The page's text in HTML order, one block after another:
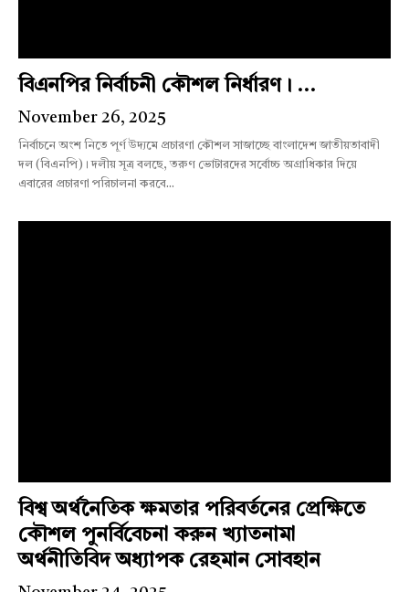
বিএনপির নির্বাচনী কৌশল নির্ধারণ। ...
November 26, 2025
নির্বাচনে অংশ নিতে পূর্ণ উদ্যমে প্রচারণা কৌশল সাজাচ্ছে বাংলাদেশ জাতীয়তাবাদী
দল (বিএনপি)। দলীয় সূত্র বলছে, তরুণ ভোটারদের সর্বোচ্চ অগ্রাধিকার দিয়ে
এবারের প্রচারণা পরিচালনা করবে...
বিশ্ব অর্থনৈতিক ক্ষমতার পরিবর্তনের প্রেক্ষিতে
কৌশল পুনর্বিবেচনা করুন খ্যাতনামা
অর্থনীতিবিদ অধ্যাপক রেহমান সোবহান